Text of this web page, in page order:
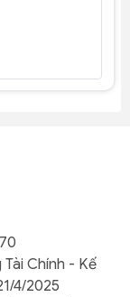
Chính - Kế
4/2025